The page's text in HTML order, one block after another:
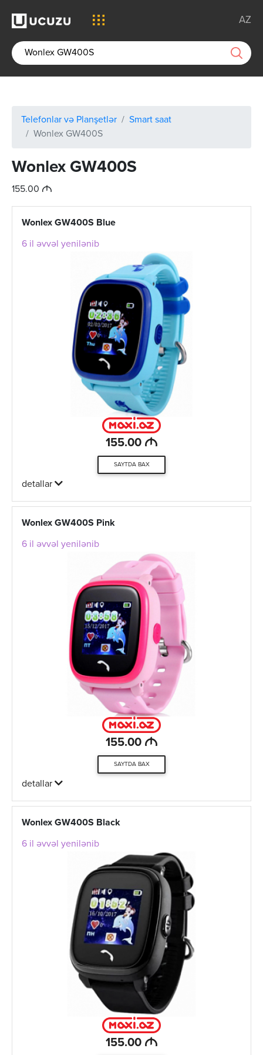
AZ
Telefonlar və Planşetlər
Smart saat
Wonlex GW400S
Wonlex GW400S
155.00 M
Wonlex GW400S Blue
6 il əvvəl yenilənib
155.00 M
SAYTDA BAX
detallar
Wonlex GW400S Pink
6 il əvvəl yenilənib
155.00 M
SAYTDA BAX
detallar
Wonlex GW400S Black
6 il əvvəl yenilənib
155.00 M